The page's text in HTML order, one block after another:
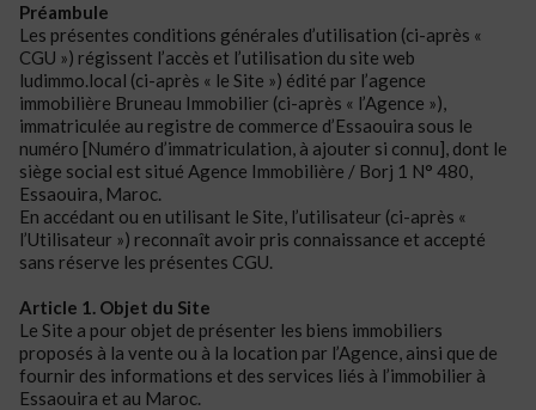
Préambule
Les présentes conditions générales d’utilisation (ci-après «
CGU ») régissent l’accès et l’utilisation du site web
ludimmo.local (ci-après « le Site ») édité par l’agence
immobilière Bruneau Immobilier (ci-après « l’Agence »),
immatriculée au registre de commerce d’Essaouira sous le
numéro [Numéro d’immatriculation, à ajouter si connu], dont le
siège social est situé Agence Immobilière / Borj 1 N° 480,
Essaouira, Maroc.
En accédant ou en utilisant le Site, l’utilisateur (ci-après «
l’Utilisateur ») reconnaît avoir pris connaissance et accepté
sans réserve les présentes CGU.
Article 1. Objet du Site
Le Site a pour objet de présenter les biens immobiliers
proposés à la vente ou à la location par l’Agence, ainsi que de
fournir des informations et des services liés à l’immobilier à
Essaouira et au Maroc.